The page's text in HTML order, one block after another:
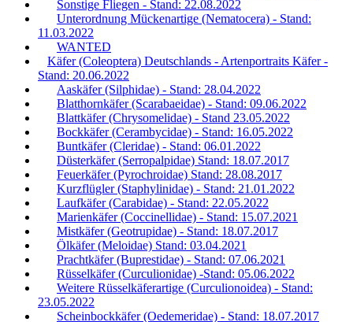
Sonstige Fliegen - Stand: 22.08.2022
Unterordnung Mückenartige (Nematocera) - Stand:
11.03.2022
WANTED
Käfer (Coleoptera) Deutschlands - Artenportraits Käfer -
Stand: 20.06.2022
Aaskäfer (Silphidae) - Stand: 28.04.2022
Blatthornkäfer (Scarabaeidae) - Stand: 09.06.2022
Blattkäfer (Chrysomelidae) - Stand 23.05.2022
Bockkäfer (Cerambycidae) - Stand: 16.05.2022
Buntkäfer (Cleridae) - Stand: 06.01.2022
Düsterkäfer (Serropalpidae) Stand: 18.07.2017
Feuerkäfer (Pyrochroidae) Stand: 28.08.2017
Kurzflügler (Staphylinidae) - Stand: 21.01.2022
Laufkäfer (Carabidae) - Stand: 22.05.2022
Marienkäfer (Coccinellidae) - Stand: 15.07.2021
Mistkäfer (Geotrupidae) - Stand: 18.07.2017
Ölkäfer (Meloidae) Stand: 03.04.2021
Prachtkäfer (Buprestidae) - Stand: 07.06.2021
Rüsselkäfer (Curculionidae) -Stand: 05.06.2022
Weitere Rüsselkäferartige (Curculionoidea) - Stand:
23.05.2022
Scheinbockkäfer (Oedemeridae) - Stand: 18.07.2017